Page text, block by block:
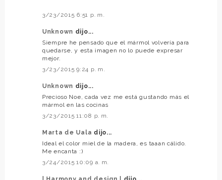
3/23/2015 6:51 p. m.
Unknown dijo...
Siempre he pensado que el mármol volvería para
quedarse, y esta imagen no lo puede expresar
mejor.
3/23/2015 9:24 p. m.
Unknown dijo...
Precioso Noe, cada vez me está gustando más el
mármol en las cocinas
3/23/2015 11:08 p. m.
Marta de Uala dijo...
Ideal el color miel de la madera, es taaan cálido.
Me encanta :)
3/24/2015 10:09 a. m.